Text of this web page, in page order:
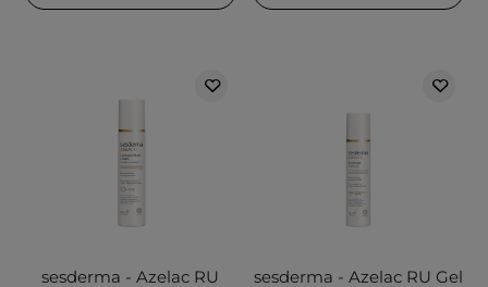
sesderma - Azelac RU
sesderma - Azelac RU Gel